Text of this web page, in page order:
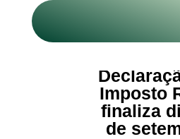
Imposto
finaliza
de